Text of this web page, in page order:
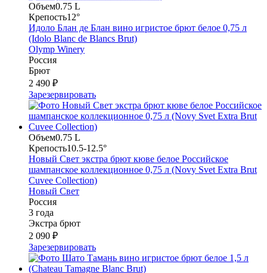
Объем0.75 L
Крепость12°
Идоло Блан де Блан вино игристое брют белое 0,75 л
(Idolo Blanc de Blancs Brut)
Olymp Winery
Россия
Брют
2 490 ₽
Зарезервировать
Объем0.75 L
Крепость10.5-12.5°
Новый Свет экстра брют кюве белое Российское
шампанское коллекционное 0,75 л (Novy Svet Extra Brut
Cuvee Collection)
Новый Свет
Россия
3 года
Экстра брют
2 090 ₽
Зарезервировать